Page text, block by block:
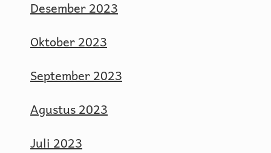
Desember 2023
Oktober 2023
September 2023
Agustus 2023
Juli 2023